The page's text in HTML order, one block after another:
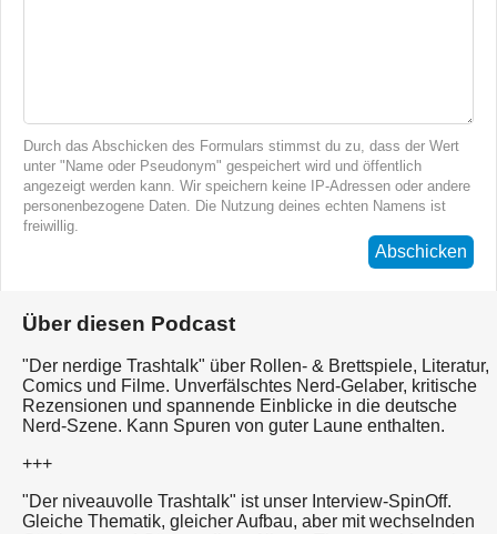
Durch das Abschicken des Formulars stimmst du zu, dass der Wert
unter "Name oder Pseudonym" gespeichert wird und öffentlich
angezeigt werden kann. Wir speichern keine IP-Adressen oder andere
personenbezogene Daten. Die Nutzung deines echten Namens ist
freiwillig.
Abschicken
Über diesen Podcast
"Der nerdige Trashtalk" über Rollen- & Brettspiele, Literatur,
Comics und Filme. Unverfälschtes Nerd-Gelaber, kritische
Rezensionen und spannende Einblicke in die deutsche
Nerd-Szene. Kann Spuren von guter Laune enthalten.
+++
"Der niveauvolle Trashtalk" ist unser Interview-SpinOff.
Gleiche Thematik, gleicher Aufbau, aber mit wechselnden